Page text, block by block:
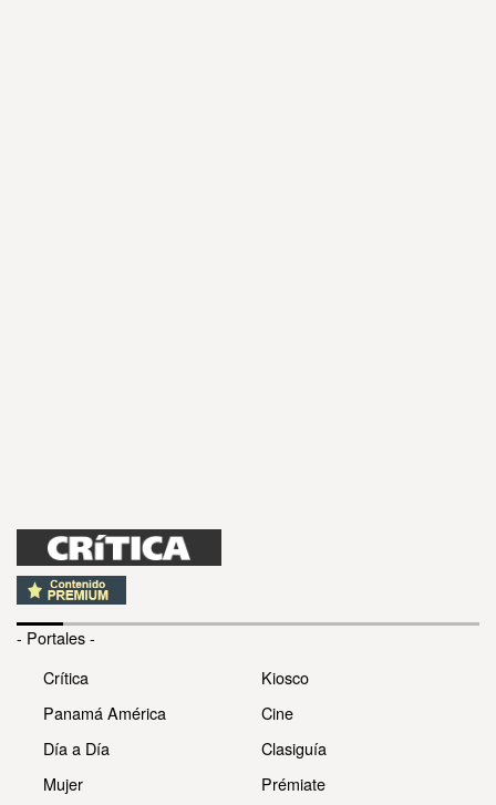
- Portales -
Crítica
Panamá América
Día a Día
Mujer
Kiosco
Cine
Clasiguía
Prémiate